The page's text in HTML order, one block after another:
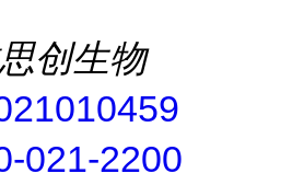
创生物
021-2200